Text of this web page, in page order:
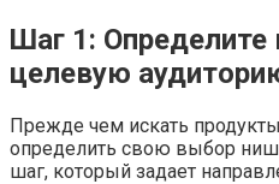
Шаг 1: Определите
целевую
Прежде чем искать
определить свою выбор
шаг, который задает